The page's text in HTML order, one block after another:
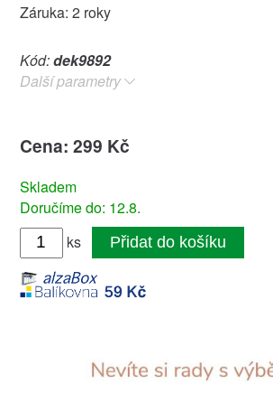
Záruka: 2 roky
Kód:dek9892
Další parametry
Cena: 299 Kč
Skladem
Doručíme do: 12.8.
ks
Přidat do košíku